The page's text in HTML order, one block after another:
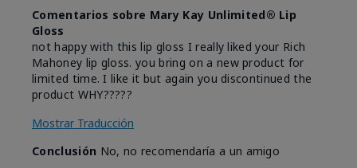
Comentarios sobre Mary Kay Unlimited® Lip
Gloss
not happy with this lip gloss I really liked your Rich
Mahoney lip gloss. you bring on a new product for
limited time. I like it but again you discontinued the
product WHY?????
Mostrar Traducción
Conclusión No, no recomendaría a un amigo